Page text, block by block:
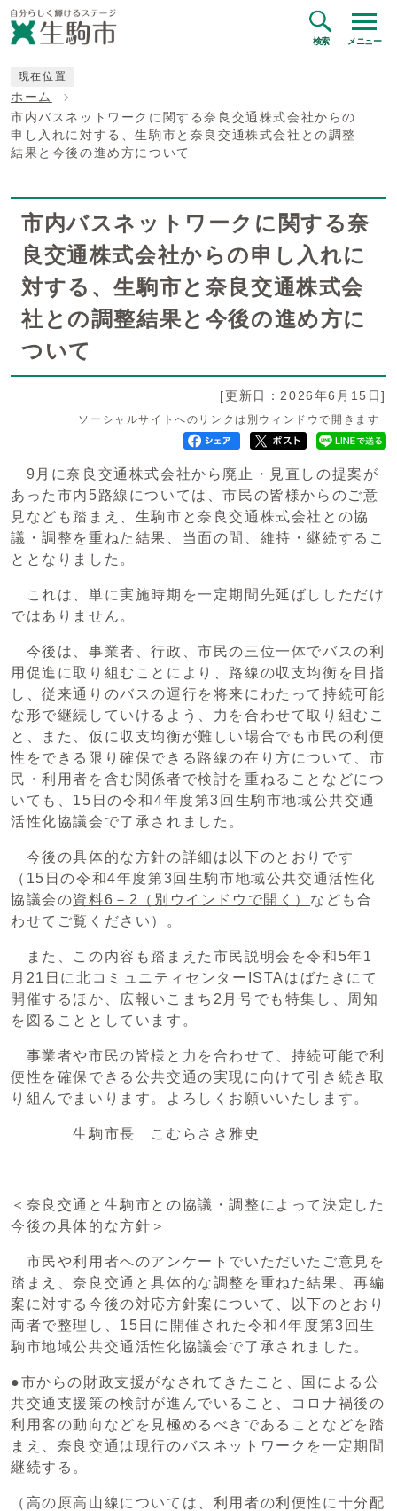
検索 メニュー
現在位置
ホーム
市内バスネットワークに関する奈良交通株式会社からの
申し入れに対する、生駒市と奈良交通株式会社との調整
結果と今後の進め方について
市内バスネットワークに関する奈
良交通株式会社からの申し入れに
対する、生駒市と奈良交通株式会
社との調整結果と今後の進め方に
ついて
[更新日：2026年6月15日]
ソーシャルサイトへのリンクは別ウィンドウで開きます
9月に奈良交通株式会社から廃止・見直しの提案が
あった市内5路線については、市民の皆様からのご意
見なども踏まえ、生駒市と奈良交通株式会社との協
議・調整を重ねた結果、当面の間、維持・継続するこ
ととなりました。
これは、単に実施時期を一定期間先延ばししただけ
ではありません。
今後は、事業者、行政、市民の三位一体でバスの利
用促進に取り組むことにより、路線の収支均衡を目指
し、従来通りのバスの運行を将来にわたって持続可能
な形で継続していけるよう、力を合わせて取り組むこ
と、また、仮に収支均衡が難しい場合でも市民の利便
性をできる限り確保できる路線の在り方について、市
民・利用者を含む関係者で検討を重ねることなどにつ
いても、15日の令和4年度第3回生駒市地域公共交通
活性化協議会で了承されました。
今後の具体的な方針の詳細は以下のとおりです
（15日の令和4年度第3回生駒市地域公共交通活性化
協議会の資料6－2 （別ウインドウで開く） なども合
わせてご覧ください）。
また、この内容も踏まえた市民説明会を令和5年1
月21日に北コミュニティセンターISTAはばたきにて
開催するほか、広報いこまち2月号でも特集し、周知
を図ることとしています。
事業者や市民の皆様と力を合わせて、持続可能で利
便性を確保できる公共交通の実現に向けて引き続き取
り組んでまいります。よろしくお願いいたします。
生駒市長 こむらさき雅史
＜奈良交通と生駒市との協議・調整によって決定した
今後の具体的な方針＞
市民や利用者へのアンケートでいただいたご意見を
踏まえ、奈良交通と具体的な調整を重ねた結果、再編
案に対する今後の対応方針案について、以下のとおり
両者で整理し、15日に開催された令和4年度第3回生
駒市地域公共交通活性化協議会で了承されました。
●市からの財政支援がなされてきたこと、国による公
共交通支援策の検討が進んでいること、コロナ禍後の
利用客の動向などを見極めるべきであることなどを踏
まえ、奈良交通は現行のバスネットワークを一定期間
継続する。
（高の原高山線については、利用者の利便性に十分配